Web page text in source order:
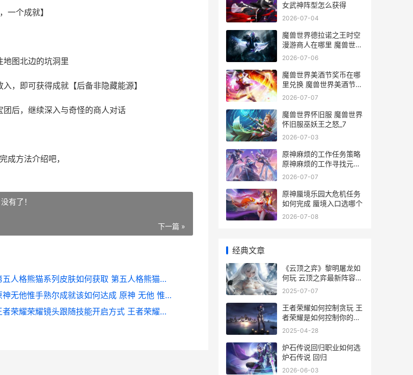
一个成就】
地图北边的坑洞里
，即可获得成就【后备非隐藏能源】
后，继续深入与奇怪的商人对话
成方法介绍吧，
没有了！
下一篇 »
第五人格熊猫系列皮肤如何获取 第五人格熊猫系列多少回声
原神无他惟手熟尔成就该如何达成 原神 无他 惟手熟尔
王者荣耀荣耀镜头跟随技能开启方式 王者荣耀镜讲解
女武神阵型怎么获得
2026-07-04
魔兽世界德拉诺之王时空
漫游商人在哪里 魔兽世界
德拉诺出生并长大的角色
2026-07-06
魔兽世界美酒节奖币在哪
里兑换 魔兽世界美酒节活
动时间
2026-07-07
魔兽世界怀旧服 魔兽世界
怀旧服巫妖王之怒_7
2026-07-03
原神麻烦的工作任务策略
原神麻烦的工作寻找元素
痕迹在哪
2026-07-07
原神蜃境乐园大危机任务
如何完成 蜃境入口选哪个
2026-07-08
经典文章
《云顶之弈》黎明屠龙如
何玩 云顶之弈最新阵容
11.9黎明
2025-07-07
王者荣耀如何控制贪玩 王
者荣耀是如何控制你的胜
率的
2025-04-28
炉石传说回归职业如何选
炉石传说 回归
2026-06-03